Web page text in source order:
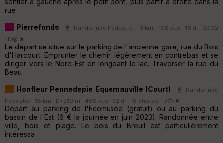
sentier à gauche après le petit pont, puis partir à droite dans la
rue
Pierrefonds
Randonnée Pédestre · 13 km · 108 vus · 16 dl · 02:32
· D@
Le départ se situe sur le parking de l'ancienne gare, rue du Bois
d'Harcourt. Emprunter le chemin légèrement en contrebas et se
diriger vers le Nord-Est en longeant le lac. Traverser la rue du
Beau
Honfleur Pennedepie Equemauville (Court)
Randonnée
Pédestre · 18 km · D+210 m · 468 vus · 52 dl · 16 photos · D@
Départ au parking de l'Ecomusée (gratuit) ou au parking du
bassin de l'Est (6 € la journée en juin 2023). Randonnée entre
ville, bois et plage. Le bois du Breuil est particulièrement
intéressa